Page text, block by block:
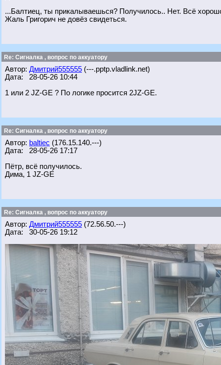
...Балтиец, ты прикалываешься? Получилось.. Нет. Всё
Жаль Григорич не довёз свидеться.
Re: Сигналка , вопрос по аккуатору
Автор: Дмитрий555555 (---.pptp.vladlink.net)
Дата: 28-05-26 10:44
1 или 2 JZ-GE ? По логике просится 2JZ-GE.
Re: Сигналка , вопрос по аккуатору
Автор: baltiec (176.15.140.---)
Дата: 28-05-26 17:17
Пётр, всё получилось.
Дима, 1 JZ-GE
Re: Сигналка , вопрос по аккуатору
Автор: Дмитрий555555 (72.56.50.---)
Дата: 30-05-26 19:12